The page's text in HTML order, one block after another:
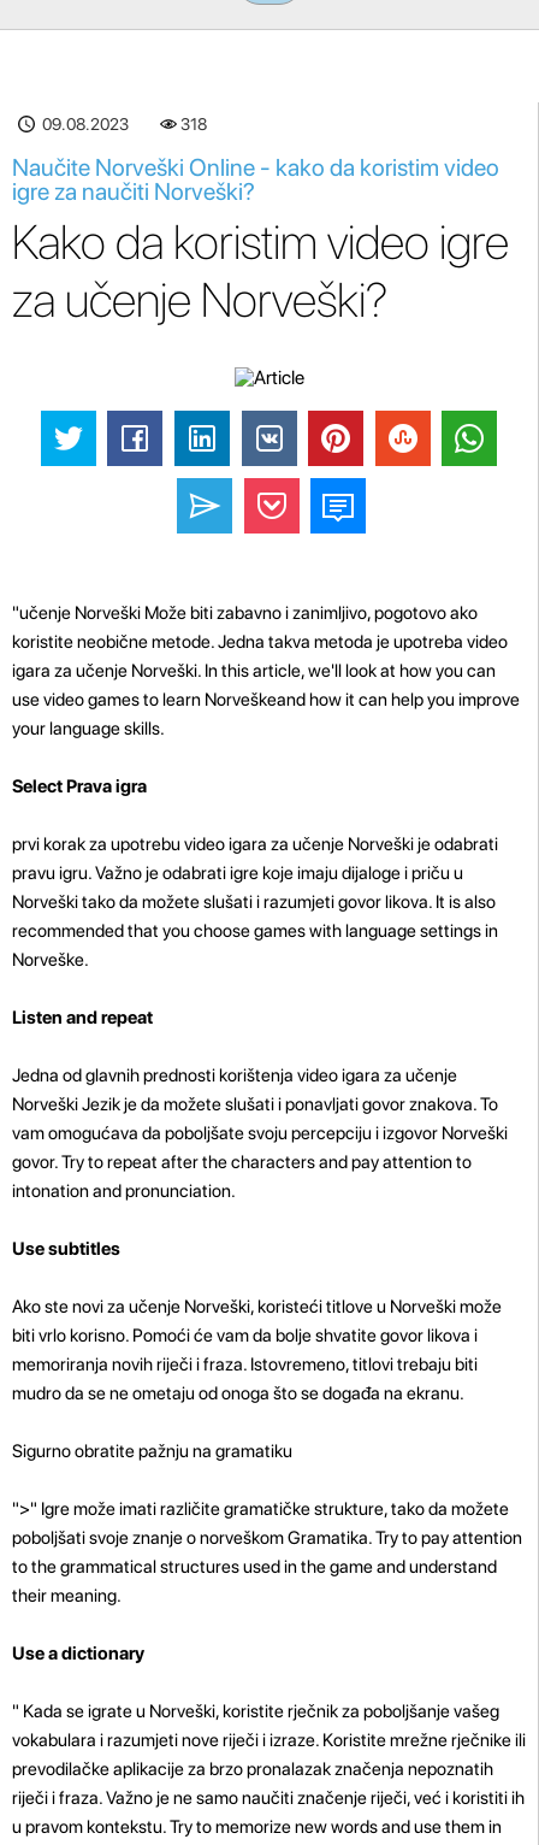
09.08.2023 318
Naučite Norveški Online - kako da koristim video
igre za naučiti Norveški?
Kako da koristim video igre
za učenje Norveški?
"učenje Norveški Može biti zabavno i zanimljivo, pogotovo ako
koristite neobične metode. Jedna takva metoda je upotreba video
igara za učenje Norveški. In this article, we'll look at how you can
use video games to learn Norveškeand how it can help you improve
your language skills.
Select Prava igra
prvi korak za upotrebu video igara za učenje Norveški je odabrati
pravu igru. Važno je odabrati igre koje imaju dijaloge i priču u
Norveški tako da možete slušati i razumjeti govor likova. It is also
recommended that you choose games with language settings in
Norveške.
Listen and repeat
Jedna od glavnih prednosti korištenja video igara za učenje
Norveški Jezik je da možete slušati i ponavljati govor znakova. To
vam omogućava da poboljšate svoju percepciju i izgovor Norveški
govor. Try to repeat after the characters and pay attention to
intonation and pronunciation.
Use subtitles
Ako ste novi za učenje Norveški, koristeći titlove u Norveški može
biti vrlo korisno. Pomoći će vam da bolje shvatite govor likova i
memoriranja novih riječi i fraza. Istovremeno, titlovi trebaju biti
mudro da se ne ometaju od onoga što se događa na ekranu.
Sigurno obratite pažnju na gramatiku
">" Igre može imati različite gramatičke strukture, tako da možete
poboljšati svoje znanje o norveškom Gramatika. Try to pay attention
to the grammatical structures used in the game and understand
their meaning.
Use a dictionary
" Kada se igrate u Norveški, koristite rječnik za poboljšanje vašeg
vokabulara i razumjeti nove riječi i izraze. Koristite mrežne rječnike ili
prevodilačke aplikacije za brzo pronalazak značenja nepoznatih
riječi i fraza. Važno je ne samo naučiti značenje riječi, već i koristiti ih
u pravom kontekstu. Try to memorize new words and use them in